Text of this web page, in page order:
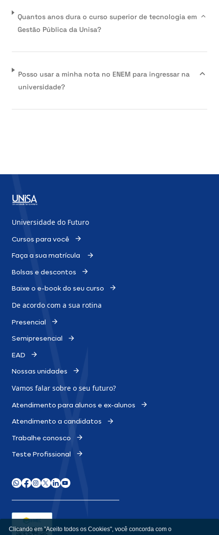
Quantos anos dura o curso superior de tecnologia em
Gestão Pública da Unisa?
Posso usar a minha nota no ENEM para ingressar na
universidade?
Universidade do Futuro
Cursos para você
Faça a sua matrícula
Bolsas e descontos
Baixe o e-book do seu curso
De acordo com a sua rotina
Presencial
Semipresencial
EAD
Nossas unidades
Vamos falar sobre o seu futuro?
Atendimento para alunos e ex-alunos
Atendimento a candidatos
Trabalhe conosco
Teste Profissional
Clicando em "Aceito todos os Cookies", você concorda com o